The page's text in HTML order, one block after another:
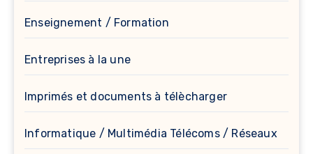
Enseignement / Formation
Entreprises à la une
Imprimés et documents à télècharger
Informatique / Multimédia Télécoms / Réseaux